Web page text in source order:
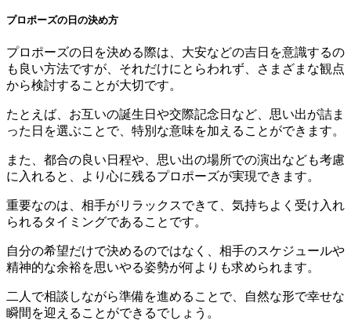
プロポーズの日の決め方
プロポーズの日を決める際は、大安などの吉日を意識するの
も良い方法ですが、それだけにとらわれず、さまざまな観点
から検討することが大切です。
たとえば、お互いの誕生日や交際記念日など、思い出が詰ま
った日を選ぶことで、特別な意味を加えることができます。
また、都合の良い日程や、思い出の場所での演出なども考慮
に入れると、より心に残るプロポーズが実現できます。
重要なのは、相手がリラックスできて、気持ちよく受け入れ
られるタイミングであることです。
自分の希望だけで決めるのではなく、相手のスケジュールや
精神的な余裕を思いやる姿勢が何よりも求められます。
二人で相談しながら準備を進めることで、自然な形で幸せな
瞬間を迎えることができるでしょう。